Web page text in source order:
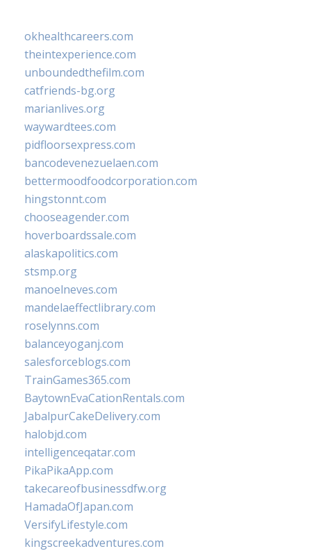
okhealthcareers.com
theintexperience.com
unboundedthefilm.com
catfriends-bg.org
marianlives.org
waywardtees.com
pidfloorsexpress.com
bancodevenezuelaen.com
bettermoodfoodcorporation.com
hingstonnt.com
chooseagender.com
hoverboardssale.com
alaskapolitics.com
stsmp.org
manoelneves.com
mandelaeffectlibrary.com
roselynns.com
balanceyoganj.com
salesforceblogs.com
TrainGames365.com
BaytownEvaCationRentals.com
JabalpurCakeDelivery.com
halobjd.com
intelligenceqatar.com
PikaPikaApp.com
takecareofbusinessdfw.org
HamadaOfJapan.com
VersifyLifestyle.com
kingscreekadventures.com